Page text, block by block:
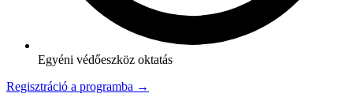
Egyéni védőeszköz oktatás
Regisztráció a programba →